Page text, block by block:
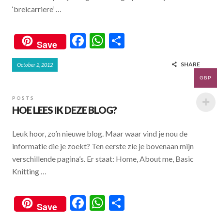
‘breicarriere’ …
Save
F
o
o
k
W
A
p
p
October 2, 2012 SHARE
POSTS
HOE LEES IK DEZE BLOG?
Leuk hoor, zo’n nieuwe blog. Maar waar vind je nou de
informatie die je zoekt? Ten eerste zie je bovenaan mijn
verschillende pagina’s. Er staat: Home, About me, Basic
Knitting …
Save
F
W
GBP